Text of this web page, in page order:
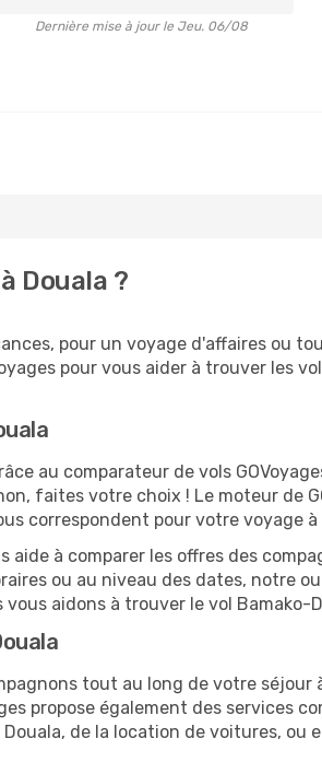
Dernière mise à jour le Jeu. 06/08
Douala ?
pour un voyage d'affaires ou
pour vous aider à trouver les
au comparateur de vols
faites votre choix ! Le moteur de
correspondent pour votre voyage à
aide à comparer les offres des
ou au niveau des dates, notre
aidons à trouver le vol Bamako-
tout au long de votre
propose également des services
de la location de voitures, ou